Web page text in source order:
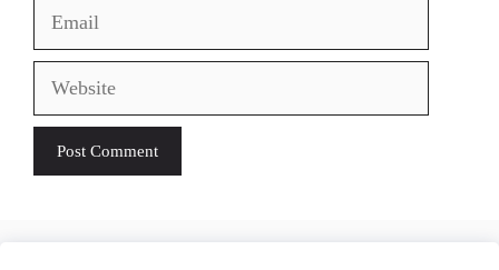
Email
Website